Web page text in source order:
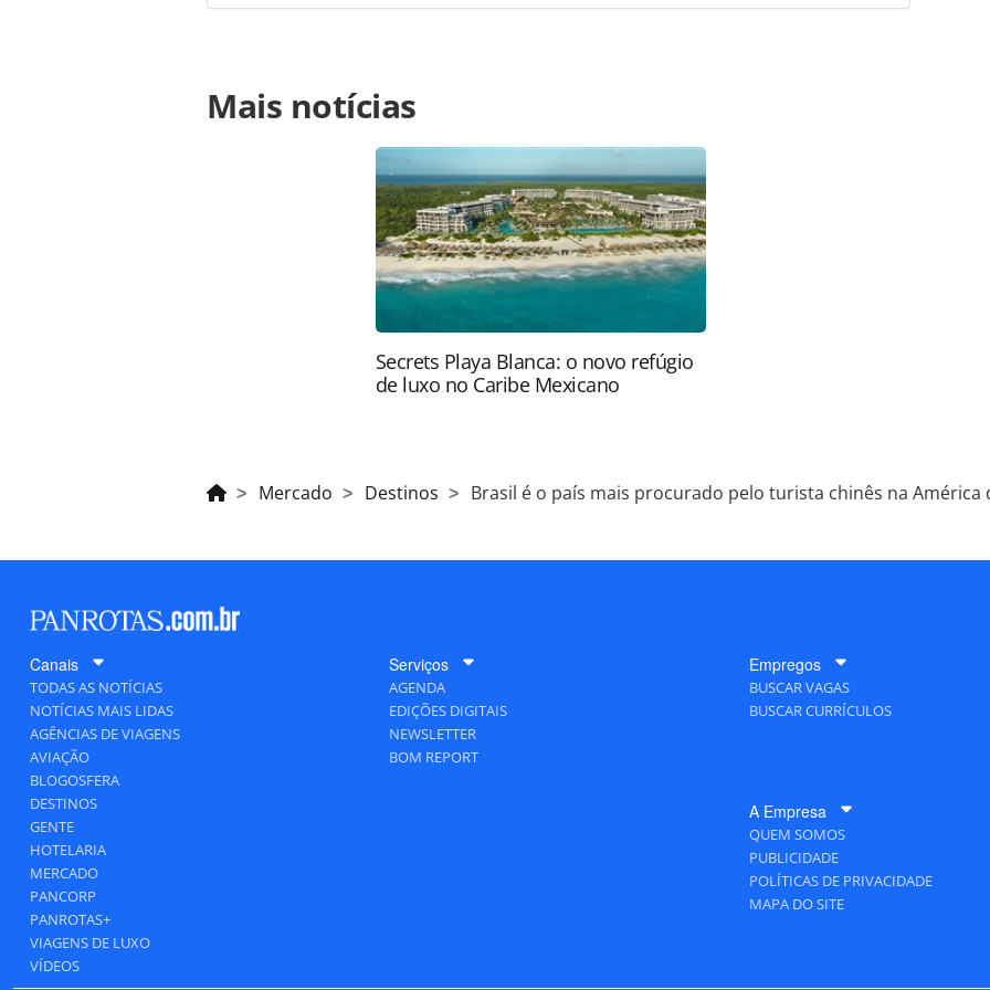
https://www.panrotas.com.br/mercado/destinos/2026/06/brasil-e-o-pais-mais-
procurado-pelo-turista-chines-na-america-do-sul-diz-pesquisa_229121.html ou as
ferramentas oferecidas na página. Todo o conteúdo produzido pela PANROTAS Editora
é protegido pela legislação brasileira sobre direito autoral. Não reproduza o conteúdo
sem autorização da PANROTAS Editora (copyright@panrotas.com.br).
Mais notícias
Secrets Playa Blanca: o novo refúgio
de luxo no Caribe Mexicano
Mercado Destinos Brasil é o país mais procurado pelo turista chinês na América
Canais
TODAS AS NOTÍCIAS
NOTÍCIAS MAIS LIDAS
AGÊNCIAS DE VIAGENS
AVIAÇÃO
BLOGOSFERA
DESTINOS
GENTE
HOTELARIA
MERCADO
PANCORP
PANROTAS+
VIAGENS DE LUXO
VÍDEOS
Serviços
AGENDA
EDIÇÕES DIGITAIS
NEWSLETTER
BOM REPORT
Empregos
BUSCAR VAGAS
BUSCAR CURRÍCULOS
A Empresa
QUEM SOMOS
PUBLICIDADE
POLÍTICAS DE PRIVACIDADE
MAPA DO SITE